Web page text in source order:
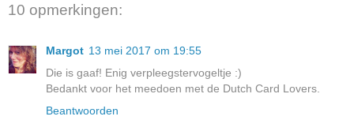
10 opmerkingen:
Margot 13 mei 2017 om 19:55
Die is gaaf! Enig verpleegstervogeltje :)
Bedankt voor het meedoen met de Dutch Card Lovers.
Beantwoorden